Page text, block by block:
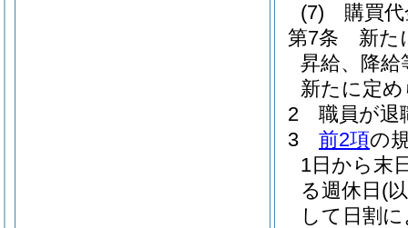
(7)
購買
第7条
新た
昇給、降
新たに定
2
職員が退
3
前2項の
1日から末
る週休日 (
して日割